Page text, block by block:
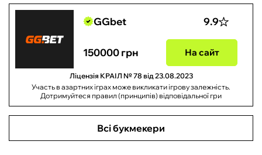
GGbet 9.9
150000 грн На сайт
Ліцензія КРАІЛ № 78 від 23.08.2023
Участь в азартних іграх може викликати ігрову залежність.
Дотримуйтеся правил (принципів) відповідальної гри
Всі букмекери